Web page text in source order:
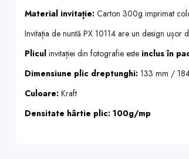
Material invitație:Carton 300g imprimat
Invitația de nuntă PX 10114 are un design ușor
Pliculinvitației din fotografie este inclus în
Dimensiune plic dreptunghi:133 mm /
Culoare:Kraft
Densitate hârtie plic: 100g/mp